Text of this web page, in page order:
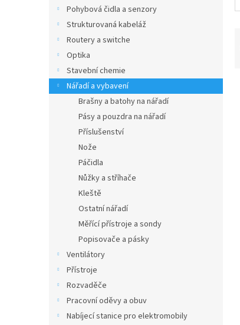
Pohybová čidla a senzory
Strukturovaná kabeláž
Routery a switche
Optika
Stavební chemie
Nářadí a vybavení
Brašny a batohy na nářadí
Pásy a pouzdra na nářadí
Příslušenství
Nože
Páčidla
Nůžky a stříhače
Kleště
Ostatní nářadí
Měřící přístroje a sondy
Popisovače a pásky
Ventilátory
Přístroje
Rozvaděče
Pracovní oděvy a obuv
Nabíjecí stanice pro elektromobily